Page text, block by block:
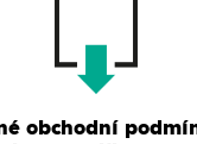
obchodní